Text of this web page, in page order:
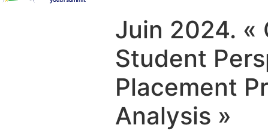
Juin 2024. «
Student
Placement
Analysis »